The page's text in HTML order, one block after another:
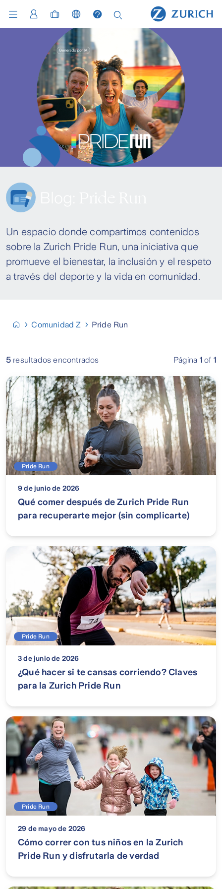
Un espacio donde compartimos contenidos
sobre la Zurich Pride Run, una iniciativa que
promueve el bienestar, la inclusión y el respeto
a través del deporte y la vida en comunidad.
Comunidad Z Pride Run
5 resultados encontrados Página 1 of 1
Pride Run
9 de junio de 2026
Qué comer después de Zurich Pride Run
para recuperarte mejor (sin complicarte)
Pride Run
3 de junio de 2026
¿Qué hacer si te cansas corriendo? Claves
para la Zurich Pride Run
Pride Run
29 de mayo de 2026
Cómo correr con tus niños en la Zurich
Pride Run y disfrutarla de verdad